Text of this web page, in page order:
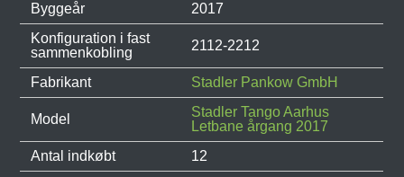
Byggeår
2017
Konfiguration i fast
sammenkobling
2112-2212
Fabrikant Stadler Pankow GmbH
Model
Stadler Tango Aarhus
Letbane årgang 2017
Antal indkøbt
12